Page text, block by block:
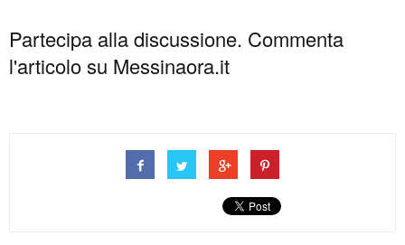
Partecipa alla discussione. Commenta
l'articolo su Messinaora.it